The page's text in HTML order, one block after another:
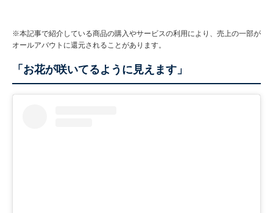
※本記事で紹介している商品の購入やサービスの利用により、売上の一部が
オールアバウトに還元されることがあります。
「お花が咲いてるように見えます」